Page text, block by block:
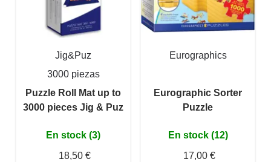
Jig&Puz
3000 piezas
Puzzle Roll Mat up to
3000 pieces Jig & Puz
En stock (3)
18,50 €
Eurographics
Eurographic Sorter
Puzzle
En stock (12)
17,00 €